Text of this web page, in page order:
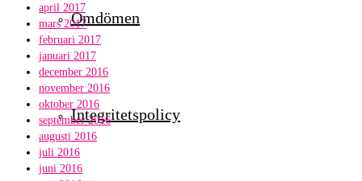
Omdömen
Integritetspolicy
april 2017
mars 2017
februari 2017
januari 2017
december 2016
november 2016
oktober 2016
september 2016
augusti 2016
juli 2016
juni 2016